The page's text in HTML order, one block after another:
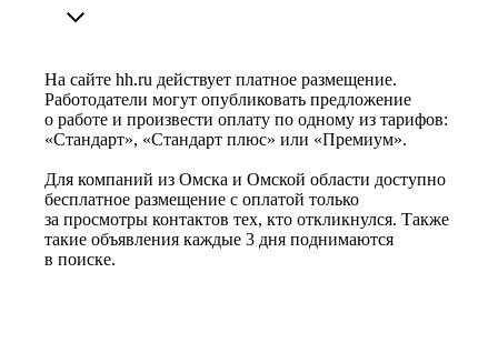
На сайте hh.ru действует платное размещение.
Работодатели могут опубликовать предложение
о работе и произвести оплату по одному из тарифов:
«Стандарт», «Стандарт плюс» или «Премиум».
Для компаний из Омска и Омской области доступно
бесплатное размещение с оплатой только
за просмотры контактов тех, кто откликнулся. Также
такие объявления каждые 3 дня поднимаются
в поиске.